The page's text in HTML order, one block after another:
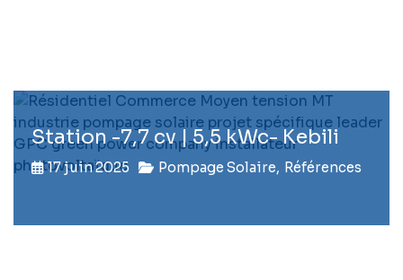
Station -7,7 cv | 5,5 kWc- Kebili
17 juin 2025 Pompage Solaire, Références